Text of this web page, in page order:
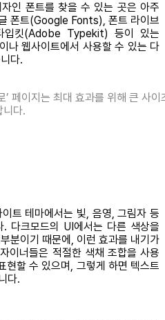
인 폰트를 찾을 수 있는 곳은 아주
폰트(Google Fonts), 폰트 라이브
입킷(Adobe Typekit) 등이 있는
나 웹사이트에서 사용할 수 있는 다
다.
’ 페이지는 최대 효과를 위해 큰 사이
니다.
이트 테마에서는 빛, 음영, 그림자 등
다크모드의 UI에서는 다른 색상을
분이기 때문에, 이런 효과를 내기가
이너들은 적절한 색채 조합을 사용
할 수 있으며, 그렇게 하면 텍스트
다.